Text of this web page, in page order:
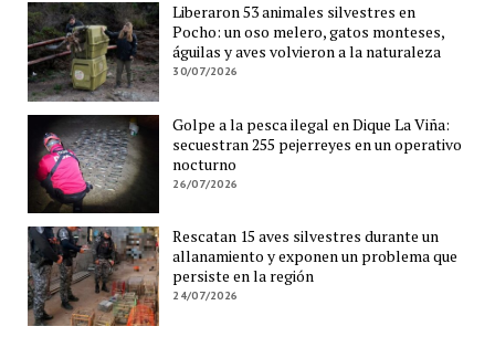
Liberaron 53 animales silvestres en
Pocho: un oso melero, gatos monteses,
águilas y aves volvieron a la naturaleza
30/07/2026
Golpe a la pesca ilegal en Dique La Viña:
secuestran 255 pejerreyes en un operativo
nocturno
26/07/2026
Rescatan 15 aves silvestres durante un
allanamiento y exponen un problema que
persiste en la región
24/07/2026